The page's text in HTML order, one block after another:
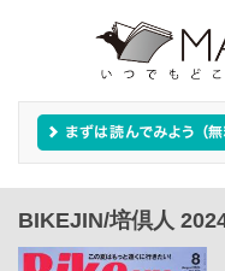
BIKEJIN/培倶人